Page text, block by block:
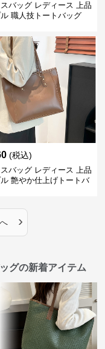
バッグ レディース 上品
職人技トートバッグ
(税込)
バッグ レディース 上品
艶やか仕上げトートバ
›
グの新着アイテム